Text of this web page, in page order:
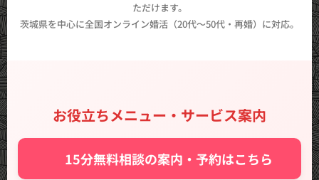
ただけます。
茨城県を中心に全国オンライン婚活（20代〜50代・再婚）に対応。
お役立ちメニュー・サービス案内
✨ 15分無料相談の案内・予約はこちら